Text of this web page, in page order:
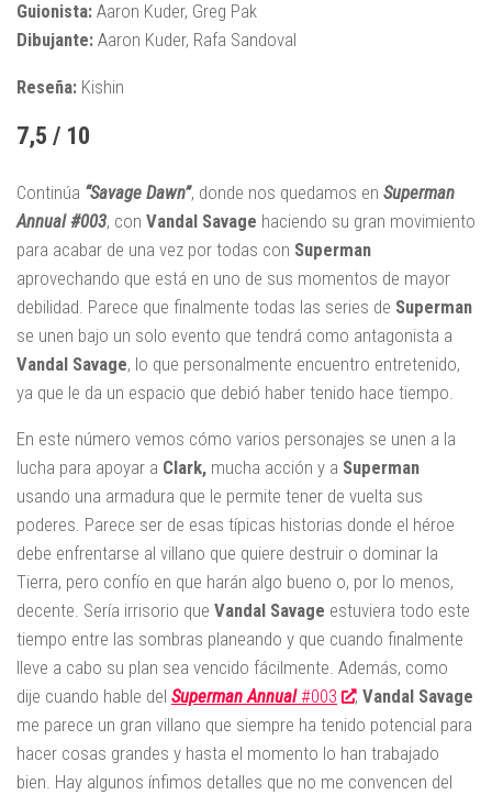
Guionista: Aaron Kuder, Greg Pak
Dibujante: Aaron Kuder, Rafa Sandoval
Reseña: Kishin
7,5 / 10
Continúa “Savage Dawn”, donde nos quedamos en Superman
Annual #003, con Vandal Savage haciendo su gran movimiento
para acabar de una vez por todas con Superman
aprovechando que está en uno de sus momentos de mayor
debilidad. Parece que finalmente todas las series de Superman
se unen bajo un solo evento que tendrá como antagonista a
Vandal Savage, lo que personalmente encuentro entretenido,
ya que le da un espacio que debió haber tenido hace tiempo.
En este número vemos cómo varios personajes se unen a la
lucha para apoyar a Clark, mucha acción y a Superman
usando una armadura que le permite tener de vuelta sus
poderes. Parece ser de esas típicas historias donde el héroe
debe enfrentarse al villano que quiere destruir o dominar la
Tierra, pero confío en que harán algo bueno o, por lo menos,
decente. Sería irrisorio que Vandal Savage estuviera todo este
tiempo entre las sombras planeando y que cuando finalmente
lleve a cabo su plan sea vencido fácilmente. Además, como
dije cuando hable del Superman Annual #003 , Vandal Savage
me parece un gran villano que siempre ha tenido potencial para
hacer cosas grandes y hasta el momento lo han trabajado
bien. Hay algunos ínfimos detalles que no me convencen del